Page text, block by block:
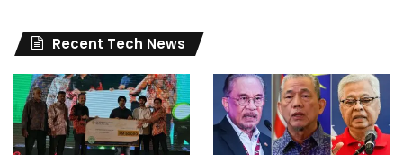
Recent Tech News